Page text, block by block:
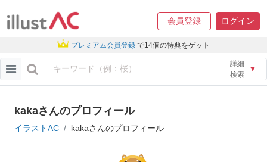
会員登録 ログイン
プレミアム会員登録 で14個の特典をゲット
詳細
検索
▼
kakaさんのプロフィール
イラストAC kakaさんのプロフィール